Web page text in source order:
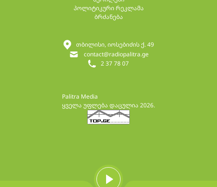
პოლიტიკური რეკლამა
ბრძანება
Palitra Media
ყველა უფლება დაცულია 2026.
2 37 78 07
contact@radiopalitra.ge
თბილისი, იოსებიძის ქ. 49